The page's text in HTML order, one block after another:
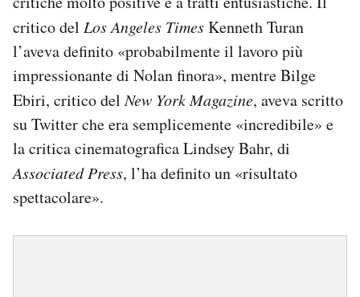
critico del Los Angeles TimesKenneth Turan
l’aveva definito «probabilmente il lavoro più
impressionante di Nolan finora», mentre Bilge
Ebiri, critico delNew York Magazine, aveva scritto
su Twitter che era semplicemente «incredibile» e
la critica cinematografica Lindsey Bahr, di
Associated Press, l’ha definito un «risultato
spettacolare».